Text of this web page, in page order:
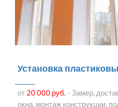
Установка
от 20 000 руб. - Замер,
окна, монтаж конструкции,